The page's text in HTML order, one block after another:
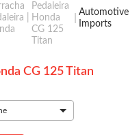
Pedaleira
Honda
CG 125
Titan
Automotive
Imports
CG 125 Titan